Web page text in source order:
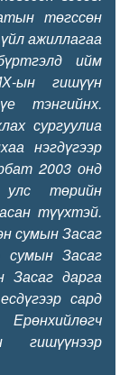
төгссөн
үйл ажиллагаа
ийм
ын гишүүн
тэнгийнх.
сургуулиа
нэгдүгээр
2003 онд
төрийн
түүхтэй.
сумын Засаг
сумын Засаг
Засаг дарга
сард
гишүүнээр